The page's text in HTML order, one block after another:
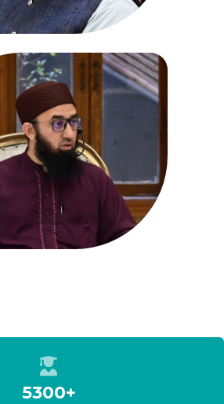
Mannan Shaikh
Senior Qari
View Profile
Furqan Ahmed
Director Foreign
5300+